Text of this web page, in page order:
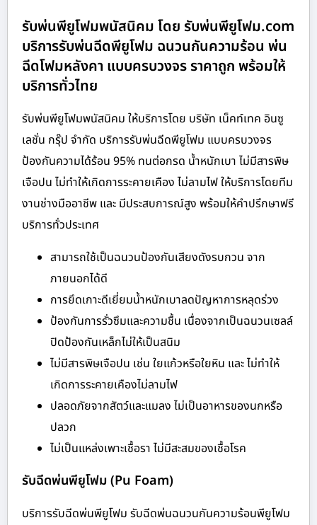
รับพ่นพียูโฟมพนัสนิคม โดย รับพ่นพียูโฟม.com
บริการรับพ่นฉีดพียูโฟม ฉนวนกันความร้อน พ่น
ฉีดโฟมหลังคา แบบครบวงจร ราคาถูก พร้อมให้
บริการทั่วไทย
รับพ่นพียูโฟมพนัสนิคม ให้บริการโดย บริษัท เน็คท์เทค อินซู
เลชั่น กรุ๊ป จำกัด บริการรับพ่นฉีดพียูโฟม แบบครบวงจร
ป้องกันความได้ร้อน 95% ทนต่อกรด น้ำหนักเบา ไม่มีสารพิษ
เจือปน ไม่ทำให้เกิดการระคายเคือง ไม่ลามไฟ ให้บริการโดยทีม
งานช่างมืออาชีพ และ มีประสบการณ์สูง พร้อมให้คำปรึกษาฟรี
บริการทั่วประเทศ
สามารถใช้เป็นฉนวนป้องกันเสียงดังรบกวน จาก
ภายนอกได้ดี
การยึดเกาะดีเยี่ยมน้ำหนักเบาลดปัญหาการหลุดร่วง
ป้องกันการรั่วซึมและความชื้น เนื่องจากเป็นฉนวนเซลล์
ปิดป้องกันเหล็กไม่ให้เป็นสนิม
ไม่มีสารพิษเจือปน เช่น ใยแก้วหรือใยหิน และ ไม่ทำให้
เกิดการระคายเคืองไม่ลามไฟ
ปลอดภัยจากสัตว์และแมลง ไม่เป็นอาหารของนกหรือ
ปลวก
ไม่เป็นแหล่งเพาะเชื้อรา ไม่มีสะสมของเชื้อโรค
รับฉีดพ่นพียูโฟม (Pu Foam)
บริการรับฉีดพ่นพียูโฟม รับฉีดพ่นฉนวนกันความร้อนพียูโฟม